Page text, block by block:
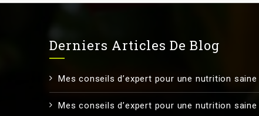
Derniers Articles De Blog
Mes conseils d’expert pour une nutrition saine
Mes conseils d’expert pour une nutrition saine